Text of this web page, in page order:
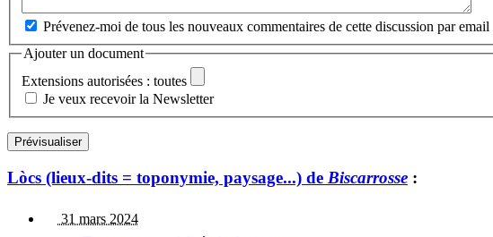
Prévenez-moi de tous les nouveaux commentaires de cette discussion par email
Ajouter un document
Extensions autorisées : toutes
Je veux recevoir la Newsletter
Lòcs (lieux-dits = toponymie, paysage...) de Biscarrosse :
31 mars 2024